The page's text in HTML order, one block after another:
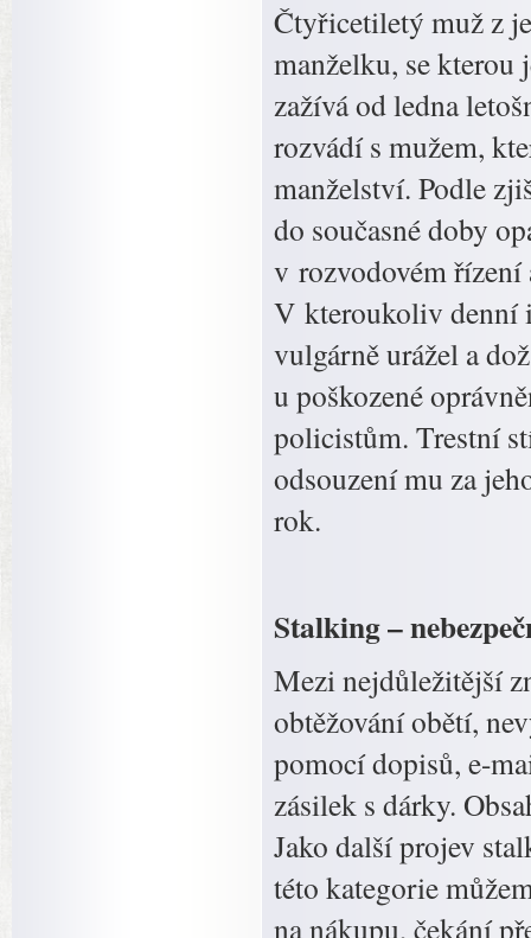
Čtyřicetiletý muž z
manželku, se kterou
zažívá od ledna
rozvádí s mužem,
manželství. Podle
do současné doby
v rozvodovém řízení
V kteroukoliv denní
vulgárně urážel a
u poškozené
policistům. Trestní
odsouzení mu za
rok.
Stalking –
Mezi nejdůležitější
obtěžování obětí,
pomocí dopisů, e-
zásilek s dárky.
Jako další projev
této kategorie
na nákupu, čekání